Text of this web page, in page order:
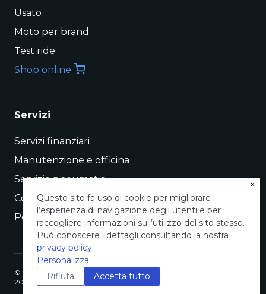
Usato
Moto per brand
Test ride
Shop online
Servizi
Servizi finanziari
Manutenzione e officina
Servizio pneumatici
Conto vendita
Permuta
©
2026
-
Pogliani Concessionaria Ufficiale – Pogliani srl, Viale Casiraghi,
435 – 20099 Sesto San Giovanni (Milano) – cf. p.iva:
×
Questo sito fa uso di cookie per migliorare
l’esperienza di navigazione degli utenti e per
raccogliere informazioni sull’utilizzo del sito stesso.
Può conoscere i dettagli consultando la nostra
privacy policy.
Personalizza
Rifiuta
Accetta tutto